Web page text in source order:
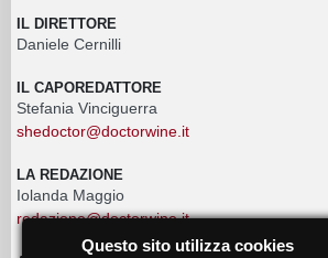
IL DIRETTORE
Daniele Cernilli
IL CAPOREDATTORE
Stefania Vinciguerra
shedoctor@doctorwine.it
LA REDAZIONE
Iolanda Maggio
redazione@doctorwine.it
Questo sito utilizza cookies